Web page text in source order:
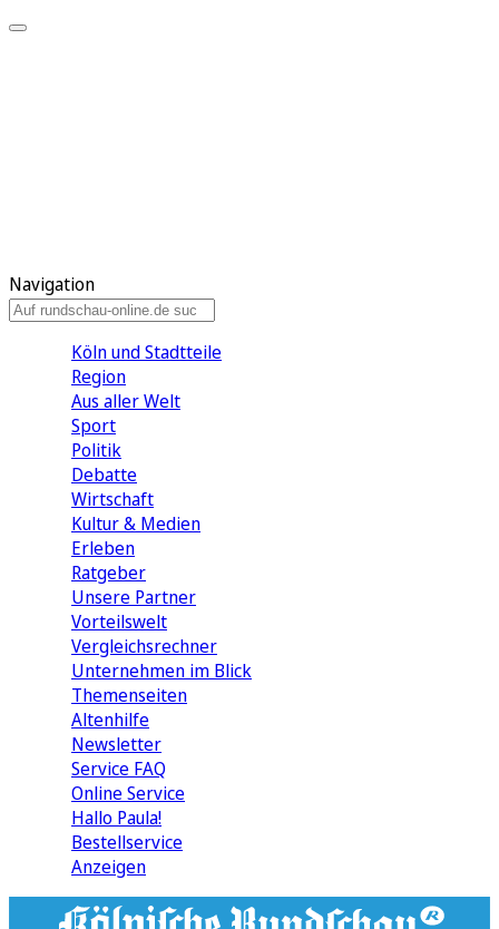
Navigation
Köln und Stadtteile
Region
Aus aller Welt
Sport
Politik
Debatte
Wirtschaft
Kultur & Medien
Erleben
Ratgeber
Unsere Partner
Vorteilswelt
Vergleichsrechner
Unternehmen im Blick
Themenseiten
Altenhilfe
Newsletter
Service FAQ
Online Service
Hallo Paula!
Bestellservice
Anzeigen